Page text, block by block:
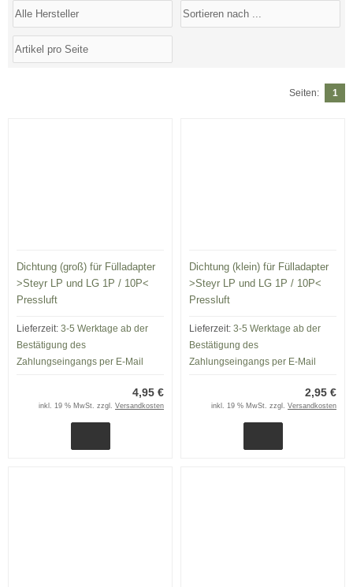
Seiten: 1
Dichtung (groß) für Fülladapter
>Steyr LP und LG 1P / 10P<
Pressluft
Lieferzeit: 3-5 Werktage ab der
Bestätigung des
Zahlungseingangs per E-Mail
4,95 €
inkl. 19 % MwSt. zzgl. Versandkosten
Dichtung (klein) für Fülladapter
>Steyr LP und LG 1P / 10P<
Pressluft
Lieferzeit: 3-5 Werktage ab der
Bestätigung des
Zahlungseingangs per E-Mail
2,95 €
inkl. 19 % MwSt. zzgl. Versandkosten